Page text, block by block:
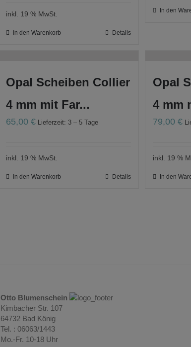
inkl. 19 % MwSt.
In den Warenkorb Details
In den
Opal Scheiben Collier
4 mm mit Far...
65,00€ Lieferzeit: 3 – 5 Tage
inkl. 19 % MwSt.
In den Warenkorb Details
Opal
4 mm
79,00 €
inkl. 19 %
In den
Otto Blumenschein
Kimbacher Str. 107
64732 Bad König
Tel. : 06063/1443
Mo.-Fr. 10-18 Uhr